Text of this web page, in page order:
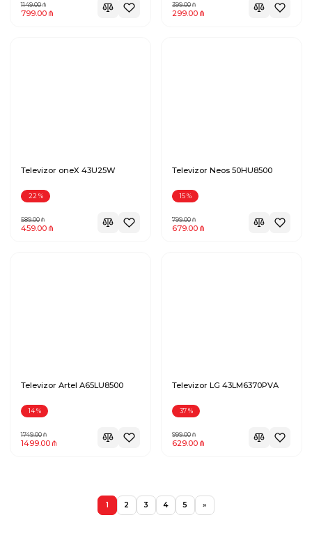
1149.00
799.00
399.00
299.00
Televizor oneX 43U25W
22 %
589.00
459.00
Televizor Neos 50HU8500
15%
799.00
679.00
Televizor Artel A65LU8500
14%
1749.00
1499.00
Televizor LG 43LM6370PVA
37%
999.00
629.00
1 2 3 4 5 »